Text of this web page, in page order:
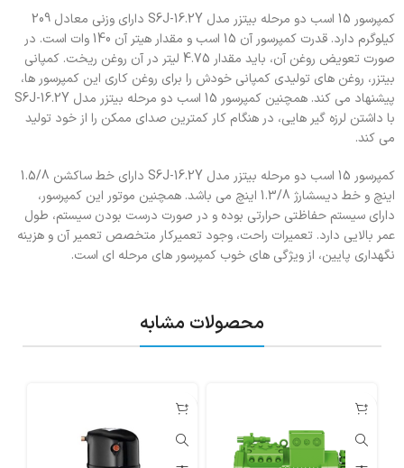
کمپرسور 15 اسب دو مرحله بیتزر مدل S6J-16.2Y دارای وزنی معادل 209
کیلوگرم دارد. قدرت کمپرسور آن 15 اسب و مقدار هیتر آن 140 وات است. در
صورت تعویض روغن آن، باید مقدار 4.75 لیتر در آن روغن ریخت. کمپانی
بیتزر، روغن های تولیدی کمپانی خودش را برای روغن کاری این کمپرسور ها،
پیشنهاد می کند. همچنین کمپرسور 15 اسب دو مرحله بیتزر مدل S6J-16.2Y
با داشتن لرزه گیر هایی، در هنگام کار کمترین صدای ممکن را از خود تولید
می کند.
کمپرسور 15 اسب دو مرحله بیتزر مدل S6J-16.2Y دارای خط ساکشن 1.5/8
اینچ و خط دیسشارژ 1.3/8 اینچ می باشد. همچنین موتور این کمپرسور،
دارای سیستم حفاظتی حرارتی بوده و در صورت درست بودن سیستم، طول
عمر بالایی دارد. تعمیرات راحت، وجود تعمیرکار متخصص تعمیر آن و هزینه
نگهداری پایین، از ویژگی های خوب کمپرسور های مرحله ای است.
محصولات مشابه